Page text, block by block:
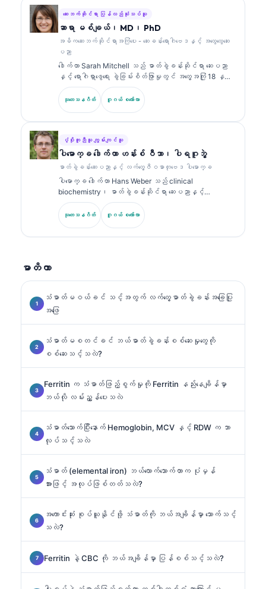
အဖြစ် သူသည် ပိုင်ဆိုင်မှုဆိုင်ရာ အာရုံကြောကွန်ရက်
(proprietary neural network) ၏ ဆေးဘက်ဆိုင်ရာ တိကျမှုကို
စောင့်ကြည့်ကြီးကြပ်ပေးသည်။ ဒေါက်တာ ကလိန်းသည် ဇီဝ
အမှတ်အသား (biomarker) အဓိပ္ပာယ်ဖော်ခြင်းနှင့်
ဓာတ်ခွဲခန်းဆိုင်ရာ ရောဂါရှာဖွေခြင်း (laboratory
diagnostics) တို့နှင့်ပတ်သက်၍ ဓာတ်ခွဲခန်းဆိုင်ရာ ဆေး
ပညာဆိုင်ရာ ခေါင်းစဉ်များအပေါ်တွင် အကြိမ်ကြိမ် ထုတ်ဝေခဲ့
သည်။.
ဆေးဘက်ဆိုင်ရာ ပြန်လည်သုံးသပ်သူ
ဆာရာ မစ်ချယ်၊ MD၊ PhD
အဓိကဆေးဘက်ဆိုင်ရာအကြံပေး - ဆေးခန်းရောဂါဗေဒနှင့် အထွေထွေဆေး
ပညာ
ဒေါက်တာ Sarah Mitchell သည် ဓာတ်ခွဲခန်းဆိုင်ရာ ဆေးပညာ
နှင့် ရောဂါရှာဖွေရေး ခွဲခြမ်းစိတ်ဖြာမှုတွင် အတွေ့အကြုံ 18 နှစ်
ကျော်ရှိသော ဘုတ်အဖွဲ့မှ အသိအမှတ်ပြု ကလင်နစ် ပက်သော်လော်
ဂျစ် (clinical pathologist) ဖြစ်သည်။ သူမသည် clinical
chemistry တွင် အထူးပြု အသိအမှတ်ပြုလက်မှတ်များကို ကိုင်
ထုတ်ဝေထားသည်။.
သုတေသနဂိတ် ဂူဂယ် စကော်လာ
ပံ့ပိုးကူညီသူ ကျွမ်းကျင်သူ
ပါမောက္ခ ဒေါက်တာ ဟန်းစ် ဝီဘာ၊ ပါရဂူဘွဲ့
ဓာတ်ခွဲခန်းဆေးပညာနှင့် လက်တွေ့ဇီဝဓာတုဗေဒ ပါမောက္ခ
ပါမောက္ခ ဒေါက်တာ Hans Weber သည် clinical
biochemistry၊ ဓာတ်ခွဲခန်းဆိုင်ရာ ဆေးပညာနှင့်
biomarker သုတေသနတွင် အတွေ့အကြုံ 30+ နှစ်ရှိသည်။
German Society for Clinical Chemistry ၏ ယခင်
ဥက္ကဋ္ဌဟောင်းဖြစ်ပြီး ရောဂါရှာဖွေရေး panel ခွဲခြမ်းစိတ်ဖြာ
သုတေသနဂိတ် ဂူဂယ် စကော်လာ
မာတိကာ
သံဓာတ်မဝယ်ခင် သင့်အတွက် လက်တွေ့ဓာတ်ခွဲခန်းအခြေပြု
အဖြေ
သံဓာတ်မစတင်ခင် ဘယ်ဓာတ်ခွဲခန်းစစ်ဆေးမှုတွေကို
စစ်ဆေးသင့်သလဲ?
Ferritin က သံဓာတ်ဖြည့်စွက်မှုကို Ferritin နည်းနေချိန်မှာ
ဘယ်လို လမ်းညွှန်ပေးသလဲ
သံဓာတ်သောက်ပြီးနောက် Hemoglobin, MCV နှင့် RDW က ဘာ
လုပ်သင့်သလဲ
သံဓာတ် (elemental iron) ဘယ်လောက်သောက်တာက ပုံမှန်
အားဖြင့် အလုပ်ဖြစ်တတ်သလဲ?
အကောင်းဆုံး စုပ်ယူနိုင်ဖို့ သံဓာတ်ကို ဘယ်အချိန်မှာ သောက်သင့်
သလဲ?
Ferritin နဲ့ CBC ကို ဘယ်အချိန်မှာ ပြန်စစ်သင့်သလဲ?